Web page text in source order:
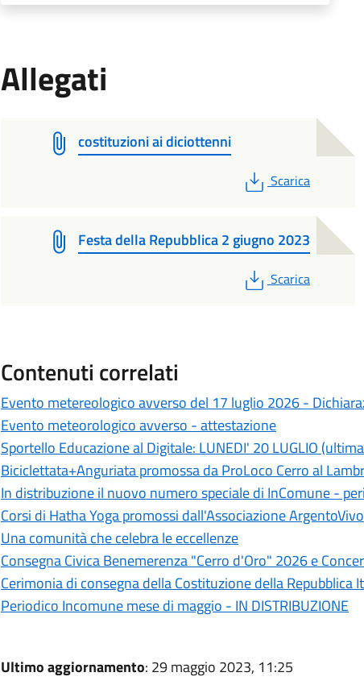
Allegati
costituzioni ai diciottenni
PDF
Scarica
Festa della Repubblica 2 giugno 2023
PDF
Scarica
Contenuti correlati
Evento metereologico avverso del 17 luglio 2026 -
Evento meteorologico avverso - attestazione
Sportello Educazione al Digitale: LUNEDI' 20 LUGLIO
Biciclettata+Anguriata promossa da ProLoco Cerro al
In distribuzione il nuovo numero speciale di InComune -
Corsi di Hatha Yoga promossi dall'Associazione ArgentoVivo
Una comunità che celebra le eccellenze
Consegna Civica Benemerenza "Cerro d'Oro" 2026 e
Cerimonia di consegna della Costituzione della Repubblica
Periodico Incomune mese di maggio - IN DISTRIBUZIONE
Ultimo aggiornamento: 29 maggio 2023, 11:25